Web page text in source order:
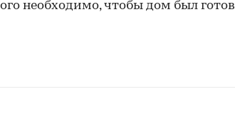
необходимо, чтобы дом был готов